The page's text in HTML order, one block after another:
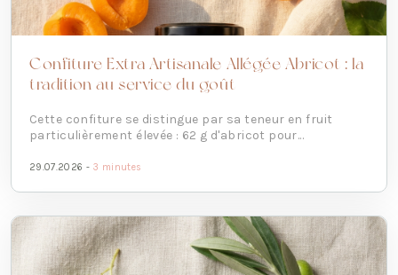
Confiture Extra Artisanale Allégée Abricot : la
tradition au service du goût
Cette confiture se distingue par sa teneur en fruit
particulièrement élevée : 62 g d'abricot pour...
29.07.2026 - 3 minutes